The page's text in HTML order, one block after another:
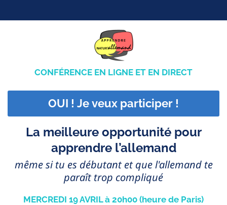
CONFÉRENCE EN LIGNE ET EN DIRECT
OUI ! Je veux participer !
La meilleure opportunité pour
apprendre l’allemand
même si tu es débutant et que l'allemand te
paraît trop compliqué
MERCREDI 19 AVRIL à 20h00 (heure de Paris)